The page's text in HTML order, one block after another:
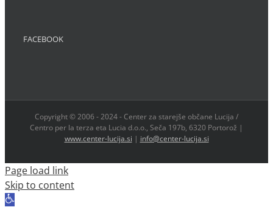
FACEBOOK
Copyright © 2006 - 2024 - Center za starejše občane Lucija /
Centro per la terza eta Lucia d.o.o., Seča 197b, 6320 Portorož |
www.center-lucija.si | info@center-lucija.si
Page load link
Skip to content
Open